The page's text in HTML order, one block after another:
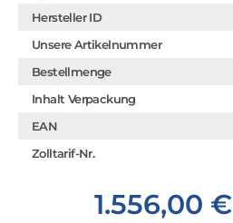
Hersteller ID
Unsere Artikelnummer
Bestellmenge
Inhalt Verpackung
EAN
Zolltarif-Nr.
1.556,00 €